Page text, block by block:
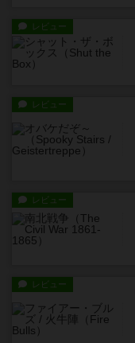
レビュー
レビュー
レビュー
レビュー